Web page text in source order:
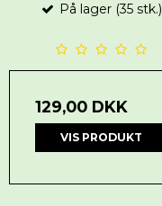
På lager (35 stk.)
129,00 DKK
VIS PRODUKT